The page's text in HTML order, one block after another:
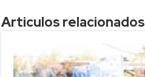
Articulos relacionados